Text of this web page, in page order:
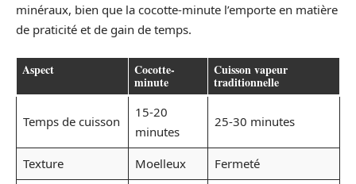
minéraux, bien que la cocotte-minute l’emporte en matière
de praticité et de gain de temps.
Aspect Cocotte-
minute
Cuisson vapeur
traditionnelle
Temps de cuisson
15-20
minutes
25-30 minutes
Texture Moelleux
Fermeté